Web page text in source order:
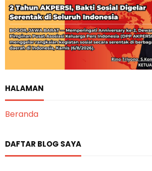
HALAMAN
Beranda
DAFTAR BLOG SAYA